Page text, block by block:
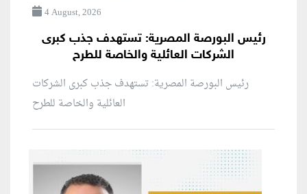
4 August, 2026
رئيس البورصة المصرية: تستهدف جذب كبرى
الشركات العائلية والخاصة للطرح
رئيس البورصة المصرية: تستهدف جذب كبرى الشركات
العائلية والخاصة للطرح